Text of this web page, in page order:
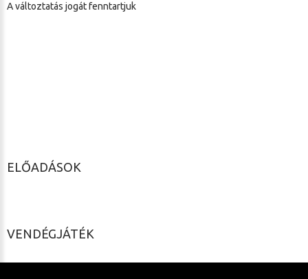
A változtatás jogát fenntartjuk
ELŐADÁSOK
VENDÉGJÁTÉK